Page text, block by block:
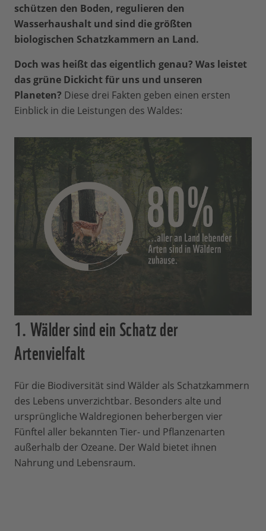
schützen den Boden, regulieren den
Wasserhaushalt und sind die größten
biologischen Schatzkammern an Land.
Doch was heißt das eigentlich genau? Was leistet
das grüne Dickicht für uns und unseren
Planeten? Diese drei Fakten geben einen ersten
Einblick in die Leistungen des Waldes:
1. Wälder sind ein Schatz der
Artenvielfalt
Für die Biodiversität sind Wälder als Schatzkammern
des Lebens unverzichtbar. Besonders alte und
ursprüngliche Waldregionen beherbergen vier
Fünftel aller bekannten Tier- und Pflanzenarten
außerhalb der Ozeane. Der Wald bietet ihnen
Nahrung und Lebensraum.